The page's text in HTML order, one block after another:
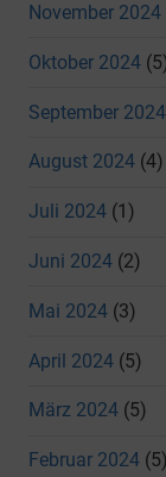
November 2024
Oktober 2024
September 2024
August 2024 (4)
Juli 2024 (1)
Juni 2024 (2)
Mai 2024 (3)
April 2024 (5)
März 2024 (5)
Februar 2024 (5)